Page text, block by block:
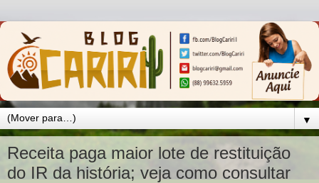
▼
Receita paga maior lote de restituição
do IR da história; veja como consultar